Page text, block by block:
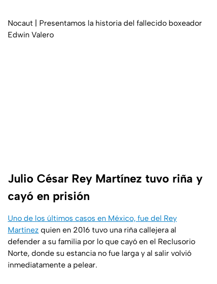
Nocaut | Presentamos la historia del fallecido boxeador
Edwin Valero
Julio César Rey Martínez tuvo riña y
cayó en prisión
Uno de los últimos casos en México, fue del Rey
Martínez quien en 2016 tuvo una riña callejera al
defender a su familia por lo que cayó en el Reclusorio
Norte, donde su estancia no fue larga y al salir volvió
inmediatamente a pelear.